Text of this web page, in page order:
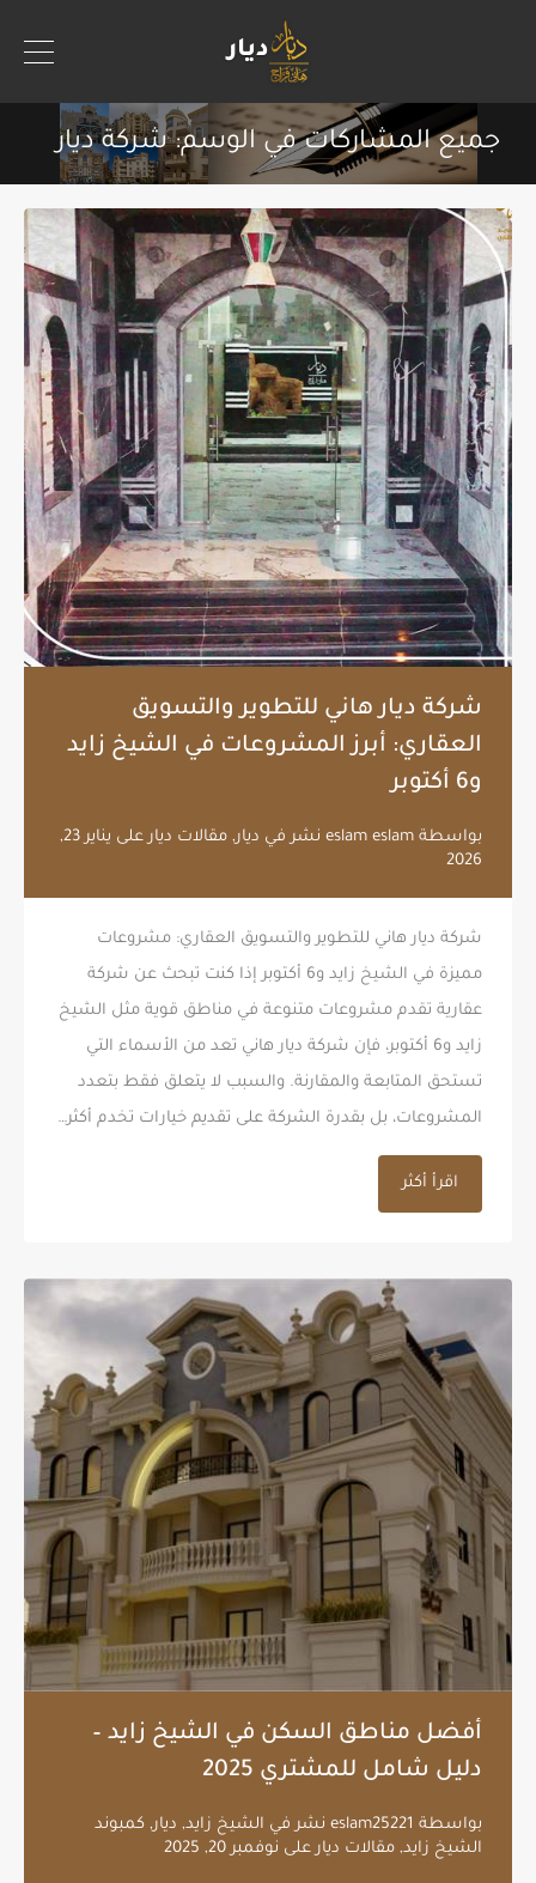
جميع المشاركات في الوسم: شركة ديار
شركة ديار هاني للتطوير والتسويق
العقاري: أبرز المشروعات في الشيخ زايد
و6 أكتوبر
بواسطة eslam eslam نشر في ديار, مقالات ديارعلى
يناير 23,
2026
شركة ديار هاني للتطوير والتسويق العقاري: مشروعات
مميزة في الشيخ زايد و6 أكتوبر إذا كنت تبحث عن شركة
عقارية تقدم مشروعات متنوعة في مناطق قوية مثل الشيخ
زايد و6 أكتوبر، فإن شركة ديار هاني تعد من الأسماء التي
تستحق المتابعة والمقارنة. والسبب لا يتعلق فقط بتعدد
المشروعات، بل بقدرة الشركة على تقديم خيارات تخدم أكثر…
اقرأ أكثر
أفضل مناطق السكن في الشيخ زايد –
دليل شامل للمشتري 2025
بواسطة eslam25221 نشر في الشيخ زايد, ديار , كمبوند
الشيخ زايد, مقالات ديار على نوفمبر 20, 2025